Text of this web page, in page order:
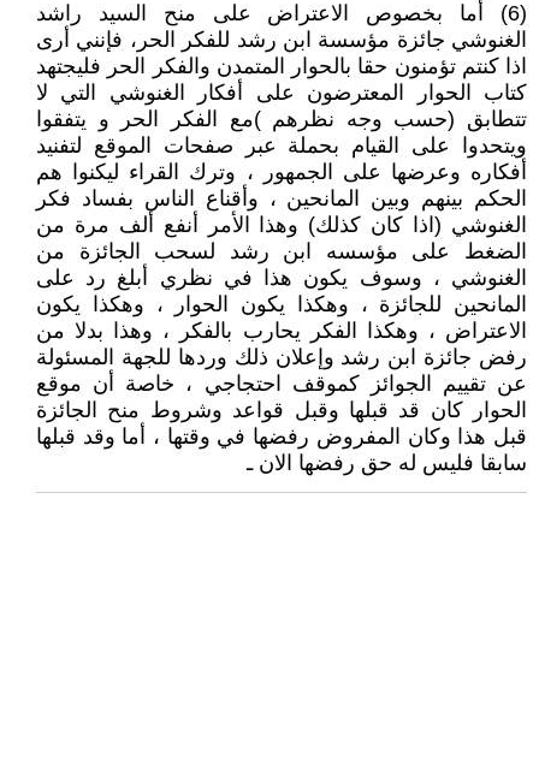
(6) أما بخصوص الاعتراض على منح السيد راشد
الغنوشي جائزة مؤسسة ابن رشد للفكر الحر، فإنني أرى
اذا كنتم تؤمنون حقا بالحوار المتمدن والفكر الحر فليجتهد
كتاب الحوار المعترضون على أفكار الغنوشي التي لا
تتطابق (حسب وجه نظرهم )مع الفكر الحر و يتفقوا
ويتحدوا على القيام بحملة عبر صفحات الموقع لتفنيد
أفكاره وعرضها على الجمهور ، وترك القراء ليكنوا هم
الحكم بينهم وبين المانحين ، وأقناع الناس بفساد فكر
الغنوشي (اذا كان كذلك) وهذا الأمر أنفع ألف مرة من
الضغط على مؤسسه ابن رشد لسحب الجائزة من
الغنوشي ، وسوف يكون هذا في نظري أبلغ رد على
المانحين للجائزة ، وهكذا يكون الحوار ، وهكذا يكون
الاعتراض ، وهكذا الفكر يحارب بالفكر ، وهذا بدلا من
رفض جائزة ابن رشد وإعلان ذلك وردها للجهة المسئولة
عن تقييم الجوائز كموقف احتجاجي ، خاصة أن موقع
الحوار كان قد قبلها وقبل قواعد وشروط منح الجائزة
قبل هذا وكان المفروض رفضها في وقتها ، أما وقد قبلها
سابقا فليس له حق رفضها الان ـ